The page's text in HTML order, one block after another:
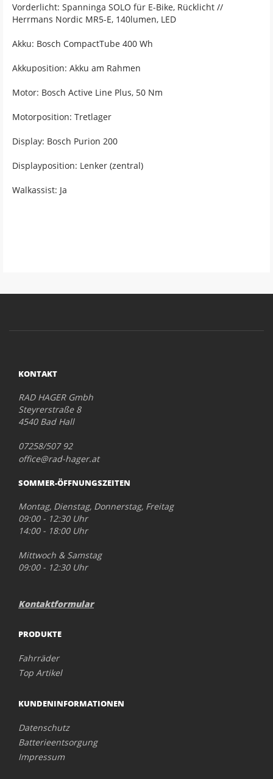
Vorderlicht: Spanninga SOLO für E-Bike, Rücklicht //
Herrmans Nordic MR5-E, 140lumen, LED
Akku: Bosch CompactTube 400 Wh
Akkuposition: Akku am Rahmen
Motor: Bosch Active Line Plus, 50 Nm
Motorposition: Tretlager
Display: Bosch Purion 200
Displayposition: Lenker (zentral)
Walkassist: Ja
KONTAKT
RAD HAGER Gmbh
Steyrerstraße 8
4540 Bad Hall
07258/507 92
office@rad-hager.at
SOMMER-ÖFFNUNGSZEITEN
Montag, Dienstag, Donnerstag, Freitag
09:00 - 12:30 Uhr
14:00 - 18:00 Uhr
Mittwoch & Samstag
09:00 - 12:30 Uhr
Kontaktformular
PRODUKTE
Fahrräder
Top Artikel
KUNDENINFORMATIONEN
Datenschutz
Batterieentsorgung
Impressum